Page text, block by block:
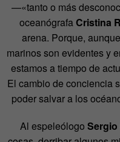
—«tanto o más
oceanógrafaCristina
arena. Porque,
marinos son evidentes y
estamos a tiempo de
El cambio de conciencia
poder salvar a los
Al espeleólogo Sergio